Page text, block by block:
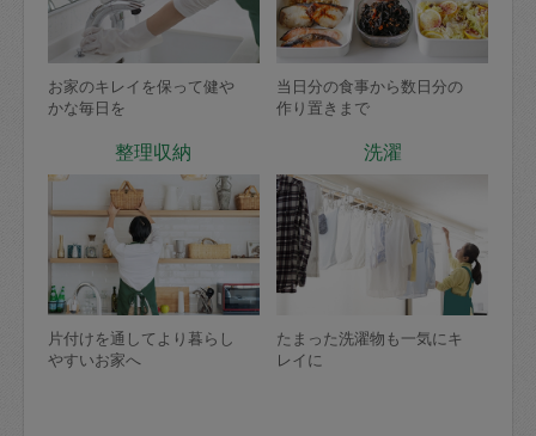
お家のキレイを保って健や
かな毎日を
当日分の食事から数日分の
作り置きまで
整理収納
片付けを通してより暮らし
やすいお家へ
洗濯
たまった洗濯物も一気にキ
レイに